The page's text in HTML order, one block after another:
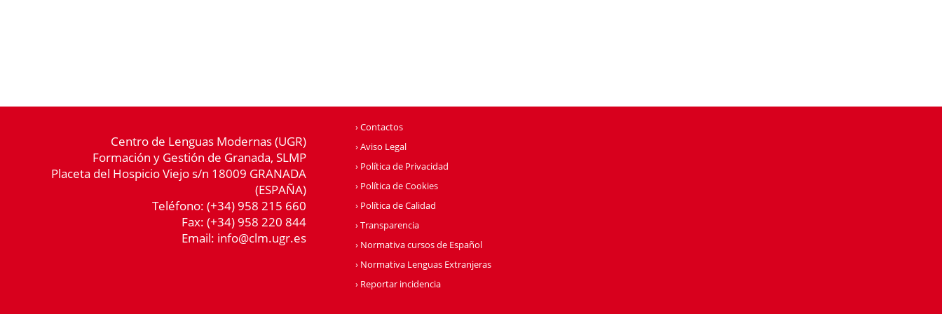
Centro de Lenguas Modernas (UGR)
Formación y Gestión de Granada, SLMP
Placeta del Hospicio Viejo s/n 18009 GRANADA
(ESPAÑA)
Teléfono: (+34) 958 215 660
Fax: (+34) 958 220 844
Email: info@clm.ugr.es
› Contactos
› Aviso Legal
› Política de Privacidad
› Política de Cookies
› Política de Calidad
› Transparencia
› Normativa cursos de Español
› Normativa Lenguas Extranjeras
› Reportar incidencia